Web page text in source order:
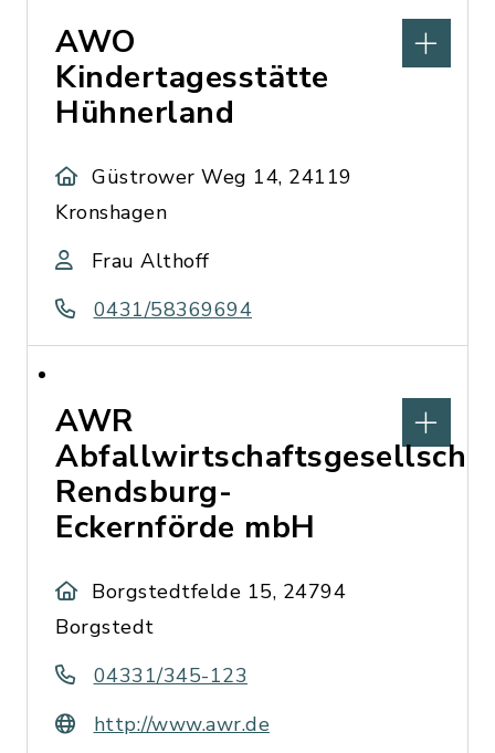
AWO
Kindertagesstätte
Hühnerland
Güstrower Weg 14, 24119
Kronshagen
Frau Althoff
0431/58369694
AWR
Rendsburg-
Eckernförde mbH
Borgstedtfelde 15, 24794
Borgstedt
04331/345-123
http://www.awr.de